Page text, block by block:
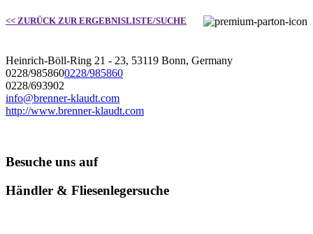
<< ZURÜCK ZUR ERGEBNISLISTE/SUCHE
Heinrich-Böll-Ring 21 - 23, 53119 Bonn, Germany
0228/9858600228/985860
0228/693902
info@brenner-klaudt.com
http://www.brenner-klaudt.com
Besuche uns auf
Händler & Fliesenlegersuche